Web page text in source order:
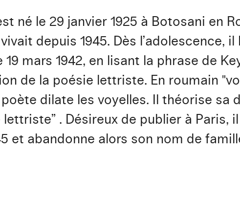
né le 29 janvier 1925 à Botosani en
depuis 1945. Dès l’adolescence,
mars 1942, en lisant la phrase de
de la poésie lettriste. En roumain
poète dilate les voyelles. Il théorise sa
. Désireux de publier à Paris,
et abandonne alors son nom de